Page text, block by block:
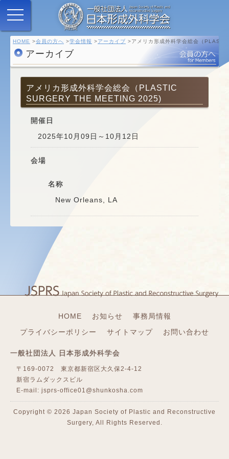
HOME 会員の方へ 学会情報 アーカイブ アメリカ形成外科学会総会（
アーカイブ
アメリカ形成外科学会総会（PLASTIC
SURGERY THE MEETING 2025)
開催日
2025年10月09日～10月12日
会場
名称
New Orleans, LA
HOME お知らせ
事務局情報
プライバシーポリシー
サイトマップ お問い合わせ
一般社団法人 日本形成外科学会
〒169-0072 東京都新宿区大久保2-4-12
新宿ラムダックスビル
E-mail: jsprs-office01@shunkosha.com
Copyright © 2026 Japan Society of Plastic and Reconstructive
Surgery, All Rights Reserved.